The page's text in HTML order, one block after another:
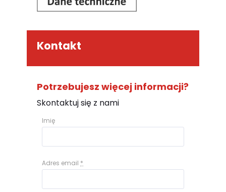
Kontakt
Potrzebujesz więcej informacji?
Skontaktuj się z nami
Imię
Adres email *